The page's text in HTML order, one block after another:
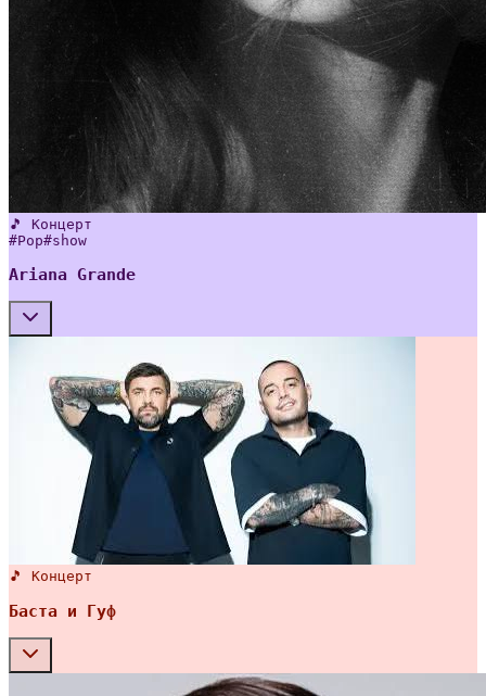
🎵 Концерт
#Pop#show
Ariana Grande
🎵 Концерт
Баста и Гуф